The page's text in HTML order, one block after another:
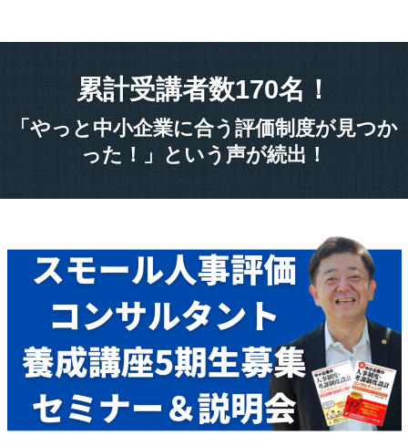
累計受講者数170名！
「やっと中小企業に合う評価制度が見つか
った！」という声が続出！